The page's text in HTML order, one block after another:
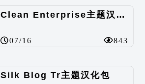
Clean Enterprise主题汉化包
07/16 843
Silk Blog Tr主题汉化包